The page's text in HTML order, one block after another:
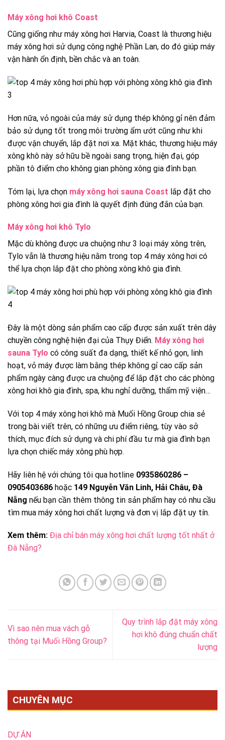
Máy xông hơi khô Coast
Cũng giống như máy xông hơi Harvia, Coast là thương hiệu
máy xông hơi sử dụng công nghệ Phần Lan, do đó giúp máy
vận hành ổn định, bền chắc và an toàn.
Hơn nữa, vỏ ngoài của máy sử dụng thép không gỉ nên đảm
bảo sử dụng tốt trong môi trường ẩm ướt cũng như khi
được vận chuyển, lắp đặt nơi xa. Mặt khác, thương hiệu máy
xông khô này sở hữu bề ngoài sang trọng, hiện đại, góp
phần tô điểm cho không gian phòng xông gia đình bạn.
Tóm lại, lựa chọn máy xông hơi sauna Coast lắp đặt cho
phòng xông hơi gia đình là quyết định đúng đắn của bạn.
Máy xông hơi khô Tylo
Mặc dù không được ưa chuộng như 3 loại máy xông trên,
Tylo vẫn là thương hiệu nằm trong top 4 máy xông hơi có
thể lựa chọn lắp đặt cho phòng xông khô gia đình.
Đây là một dòng sản phẩm cao cấp được sản xuất trên dây
chuyền công nghệ hiện đại của Thụy Điển. Máy xông hơi
sauna Tylo có công suất đa dạng, thiết kế nhỏ gọn, linh
hoạt, vỏ máy được làm bằng thép không gỉ cao cấp sản
phẩm ngày càng được ưa chuộng để lắp đặt cho các phòng
xông hơi khô gia đình, spa, khu nghỉ dưỡng, thẩm mỹ viện…
Với top 4 máy xông hơi khô mà Muối Hồng Group chia sẻ
trong bài viết trên, có những ưu điểm riêng, tùy vào sở
thích, mục đích sử dụng và chi phí đầu tư mà gia đình bạn
lựa chọn chiếc máy xông phù hợp.
Hãy liên hệ với chúng tôi qua hotline 0935860286 –
0905403686 hoặc 149 Nguyễn Văn Linh, Hải Châu, Đà
Nẵng nếu bạn cần thêm thông tin sản phẩm hay có nhu cầu
tìm mua máy xông hơi chất lượng và đơn vị lắp đặt uy tín.
Xem thêm: Địa chỉ bán máy xông hơi chất lượng tốt nhất ở
Đà Nẵng?
Vì sao nên mua vách gỗ
thông tại Muối Hồng Group?
Quy trình lắp đặt máy xông
hơi khô đúng chuẩn chất
lượng
CHUYÊN MỤC
DỰ ÁN